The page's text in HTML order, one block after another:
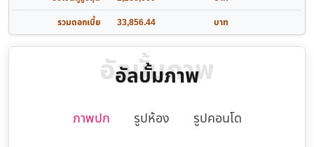
รวมดอกเบี้ย
33,856.44 บาท
อัลบั้มภาพ
อัลบั้มภาพ
ภาพปก รูปห้อง รูปคอนโด